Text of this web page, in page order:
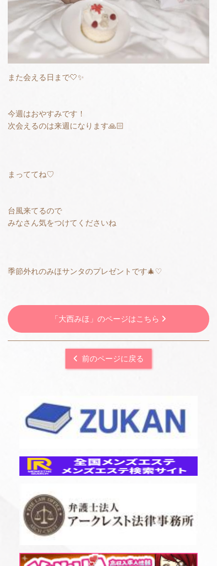
また会える日まで🤍✨
今週はおやすみです！
次会えるのは来週になります🙏🏻
まっててね♡
台風来てるので
みなさん気をつけてくださいね
季節外れのみほサンタのプレゼントです🎄♡
「大西みほ」のページはこちら
前のページに戻る